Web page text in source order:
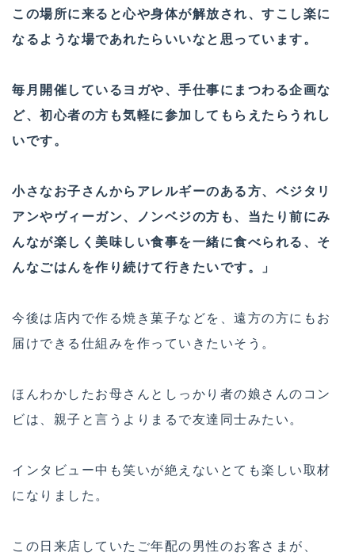
この場所に来ると心や身体が解放され、すこし楽に
なるような場であれたらいいなと思っています。
毎月開催しているヨガや、手仕事にまつわる企画な
ど、初心者の方も気軽に参加してもらえたらうれし
いです。
小さなお子さんからアレルギーのある方、ベジタリ
アンやヴィーガン、ノンベジの方も、当たり前にみ
んなが楽しく美味しい食事を一緒に食べられる、そ
んなごはんを作り続けて行きたいです。」
今後は店内で作る焼き菓子などを、遠方の方にもお
届けできる仕組みを作っていきたいそう。
ほんわかしたお母さんとしっかり者の娘さんのコン
ビは、親子と言うよりまるで友達同士みたい。
インタビュー中も笑いが絶えないとても楽しい取材
になりました。
この日来店していたご年配の男性のお客さまが、